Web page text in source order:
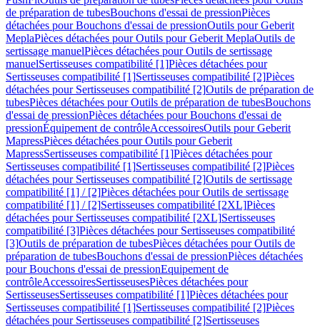
de préparation de tubesBouchons d'essai de pressionPièces
détachées pour Bouchons d'essai de pressionOutils pour Geberit
MeplaPièces détachées pour Outils pour Geberit MeplaOutils de
sertissage manuelPièces détachées pour Outils de sertissage
manuelSertisseuses compatibilité [1]Pièces détachées pour
Sertisseuses compatibilité [1]Sertisseuses compatibilité [2]Pièces
détachées pour Sertisseuses compatibilité [2]Outils de préparation de
tubesPièces détachées pour Outils de préparation de tubesBouchons
d'essai de pressionPièces détachées pour Bouchons d'essai de
pressionÉquipement de contrôleAccessoiresOutils pour Geberit
MapressPièces détachées pour Outils pour Geberit
MapressSertisseuses compatibilité [1]Pièces détachées pour
Sertisseuses compatibilité [1]Sertisseuses compatibilité [2]Pièces
détachées pour Sertisseuses compatibilité [2]Outils de sertissage
compatibilité [1] / [2]Pièces détachées pour Outils de sertissage
compatibilité [1] / [2]Sertisseuses compatibilité [2XL]Pièces
détachées pour Sertisseuses compatibilité [2XL]Sertisseuses
compatibilité [3]Pièces détachées pour Sertisseuses compatibilité
[3]Outils de préparation de tubesPièces détachées pour Outils de
préparation de tubesBouchons d'essai de pressionPièces détachées
pour Bouchons d'essai de pressionEquipement de
contrôleAccessoiresSertisseusesPièces détachées pour
SertisseusesSertisseuses compatibilité [1]Pièces détachées pour
Sertisseuses compatibilité [1]Sertisseuses compatibilité [2]Pièces
détachées pour Sertisseuses compatibilité [2]Sertisseuses